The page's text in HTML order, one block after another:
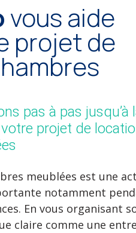
vous aide
projet de
pas à pas jusqu’à
projet de
meublées est une
notamment
En vous organisant
claire comme une